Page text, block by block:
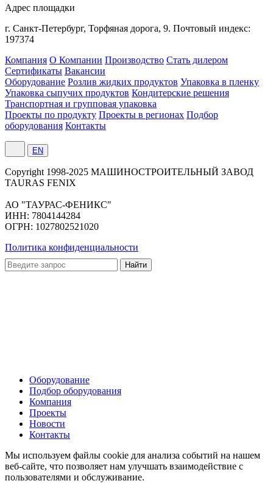
Адрес площадки
г. Санкт-Петербург, Торфяная дорога, 9. Почтовый индекс:
197374
Компания О Компании Производство Стать дилером
Сертификаты Вакансии
Оборудование Розлив жидких продуктов Упаковка в пленку
Упаковка сыпучих продуктов Кондитерские решения
Транспортная и групповая упаковка
Проекты по продукту Проекты в регионах Подбор
оборудования Контакты
EN
Сopyright 1998-2025 МАШИНОСТРОИТЕЛЬНЫЙ ЗАВОД
TAURAS FENIX
АО "ТАУРАС-ФЕНИКС"
ИНН: 7804144284
ОГРН: 1027802521020
Политика конфиденциальности
Оборудование
Подбор оборудования
Компания
Проекты
Новости
Контакты
Мы используем файлы cookie для анализа событий на нашем
веб-сайте, что позволяет нам улучшать взаимодействие с
пользователями и обслуживание.